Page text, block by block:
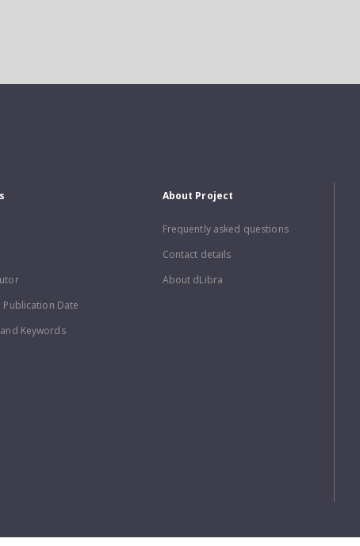
Publication Date
Keywords
About Project
Frequently asked questions
Contact details
About dLibra